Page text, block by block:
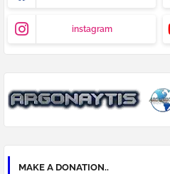
instagram
MAKE A DONATION..